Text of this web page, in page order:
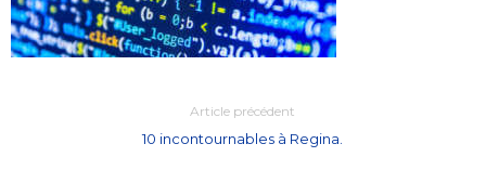
Article précédent
10 incontournables à Regina.